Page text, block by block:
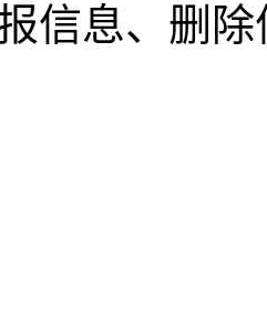
信息、删